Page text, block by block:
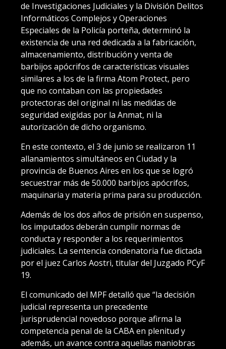
de Investigaciones Judiciales y la División Delitos
Informáticos Complejos y Operaciones
Especiales de la Policía porteña, determinó la
existencia de una red dedicada a la fabricación,
almacenamiento, distribución y venta de
barbijos apócrifos de características visuales
similares a los de la firma Atom Protect, pero
que no contaban con las propiedades
protectoras del original ni las medidas de
seguridad exigidas por la Anmat, ni la
autorización de dicho organismo.
En este contexto, el 3 de junio se realizaron 11
allanamientos simultáneos en Ciudad y la
provincia de Buenos Aires en los que se logró
secuestrar más de 50.000 barbijos apócrifos,
maquinaria y materia prima para su producción.
Además de los dos años de prisión en suspenso,
los imputados deberán cumplir normas de
conducta y responder a los requerimientos
judiciales. La sentencia condenatoria fue dictada
por el juez Carlos Aostri, titular del Juzgado PCyF
19.
El comunicado del MPF detalló que “la decisión
judicial representa un precedente
jurisprudencial novedoso porque afirma la
competencia penal de la CABA en plenitud y
además, un avance contra aquellas maniobras